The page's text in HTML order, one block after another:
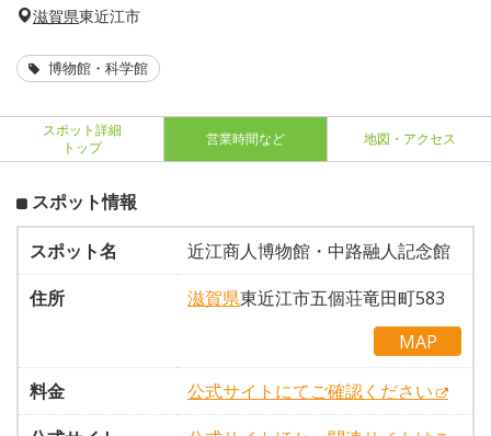
滋賀県東近江市
博物館・科学館
スポット詳細
トップ
営業時間など 地図・アクセス
スポット情報
スポット名
近江商人博物館・中路融人記念館
住所
滋賀県東近江市五個荘竜田町583
MAP
料金
公式サイトにてご確認ください